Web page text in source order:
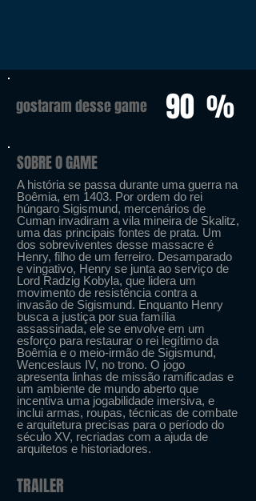
gostaram desse game 90 %
SOBRE O GAME
A história se passa durante uma guerra na
Boêmia, em 1403. Por ordem do rei
húngaro Sigismund, mercenários de
Cuman invadiram a vila mineira de Skalitz,
uma das principais fontes de prata. Um
dos sobreviventes desse massacre é
Henry, filho de um ferreiro. Desamparado
e vingativo, Henry se junta ao serviço de
Lord Radzig Kobyla, que lidera um
movimento de resistência contra a
invasão de Sigismund. Enquanto Henry
busca a justiça por sua família
assassinada, ele se envolve em um
esforço para restaurar o rei legítimo da
Boêmia e o meio-irmão de Sigismund,
Wenceslaus IV, no trono. O jogo
apresenta linhas de missão ramificadas e
um ambiente de mundo aberto que
incentiva uma jogabilidade imersiva, e
inclui armas, roupas, técnicas de combate
e arquitetura precisas para o período do
século XV, recriadas com a ajuda de
arquitetos e historiadores.
TRAILER